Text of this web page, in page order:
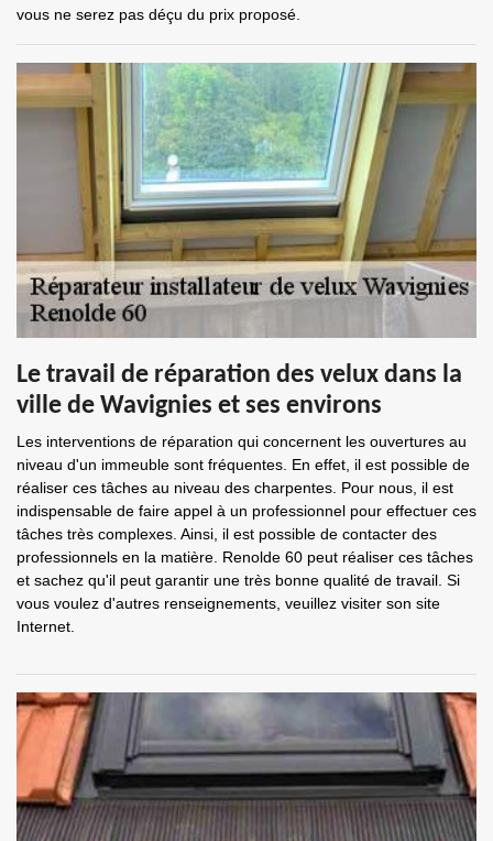
vous ne serez pas déçu du prix proposé.
Le travail de réparation des velux dans la
ville de Wavignies et ses environs
Les interventions de réparation qui concernent les ouvertures au
niveau d'un immeuble sont fréquentes. En effet, il est possible de
réaliser ces tâches au niveau des charpentes. Pour nous, il est
indispensable de faire appel à un professionnel pour effectuer ces
tâches très complexes. Ainsi, il est possible de contacter des
professionnels en la matière. Renolde 60 peut réaliser ces tâches
et sachez qu'il peut garantir une très bonne qualité de travail. Si
vous voulez d'autres renseignements, veuillez visiter son site
Internet.